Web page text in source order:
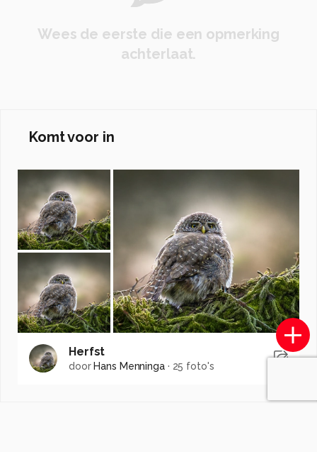
Wees de eerste die een opmerking
achterlaat.
Komt voor in
Herfst
door Hans Menninga· 25 foto's